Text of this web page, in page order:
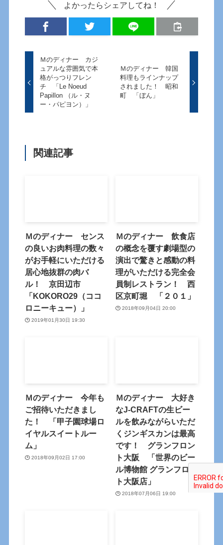
よかったらシェアしてね！
Ｍのディナー カジ
ュアルな雰囲気で本
格がっつりフレン
チ 「Le Noeud
Papillon （ル・ヌ
ー・パピヨン）」
Ｍのディナー 韓国
料理もラインナップ
されました！ 昭和
町 「ぼん」
関連記事
Ｍのディナー センス
の良いお肉料理の数々
がお手軽にいただける
居心地抜群の肉バ
ル！ 京田辺市
「KOKORO29（ココ
ロニーキュー）」
2019年01月30日 19:30
Ｍのディナー 飲食店
の概念を覆す劇場型の
演出で驚きと感動の料
理がいただける完全会
員制レストラン！ 西
区京町堀 「２０１」
2018年09月04日 20:00
Ｍのディナー 今年も
ご招待いただきまし
た！ 「甲子園球場ロ
イヤルスイートルー
ム」
2018年09月02日 17:00
Ｍのディナー 大好き
なJ-CRAFTの生ビー
ルを飲みながらいただ
くジンギスカンは最高
です！ グランフロン
ト大阪 「世界のビー
ル博物館 グランフロン
ト大阪店」
2018年07月06日 19:00